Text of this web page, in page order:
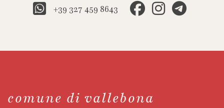
+39 327 459 8643
comune di vallebona